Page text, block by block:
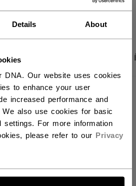
Details About
DNA. Our website uses cookies
to enhance your user
increased performance and
We also use cookies for basic
settings. For more information
please refer to our Privacy
expédier des
États-Unis ?
Y !
OUVRIR LES
Junior